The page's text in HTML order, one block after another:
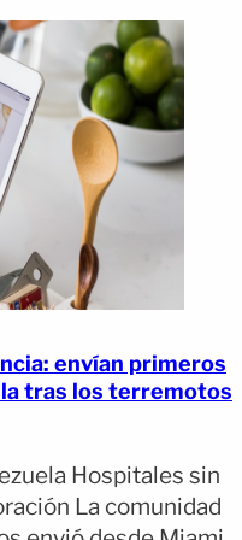
envían primeros
tras los terremotos
Hospitales sin
La comunidad